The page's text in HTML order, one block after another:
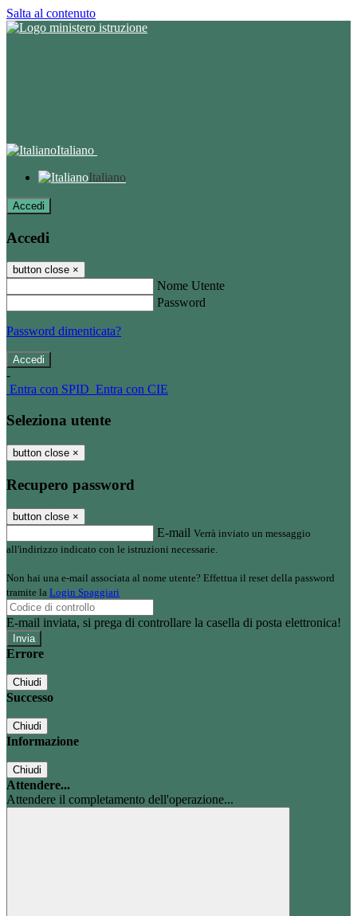
Salta al contenuto
Italiano
Italiano
Accedi
Accedi
button close ×
Nome Utente
Password
Password dimenticata?
-
Entra con SPID Entra con CIE
Seleziona utente
button close ×
Recupero password
button close ×
E-mail Verrà inviato un messaggio
all'indirizzo indicato con le istruzioni necessarie.
Non hai una e-mail associata al nome utente? Effettua il reset della password
tramite la Login Spaggiari
E-mail inviata, si prega di controllare la casella di posta elettronica!
Errore
Chiudi
Successo
Chiudi
Informazione
Chiudi
Attendere...
Attendere il completamento dell'operazione...